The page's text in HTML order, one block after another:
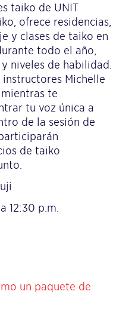
taiko de UNIT
ofrece residencias,
y clases de taiko en
todo el año,
niveles de habilidad.
Michelle
te
tu voz única a
de la sesión de
de taiko
12:30 p.m.
un paquete de